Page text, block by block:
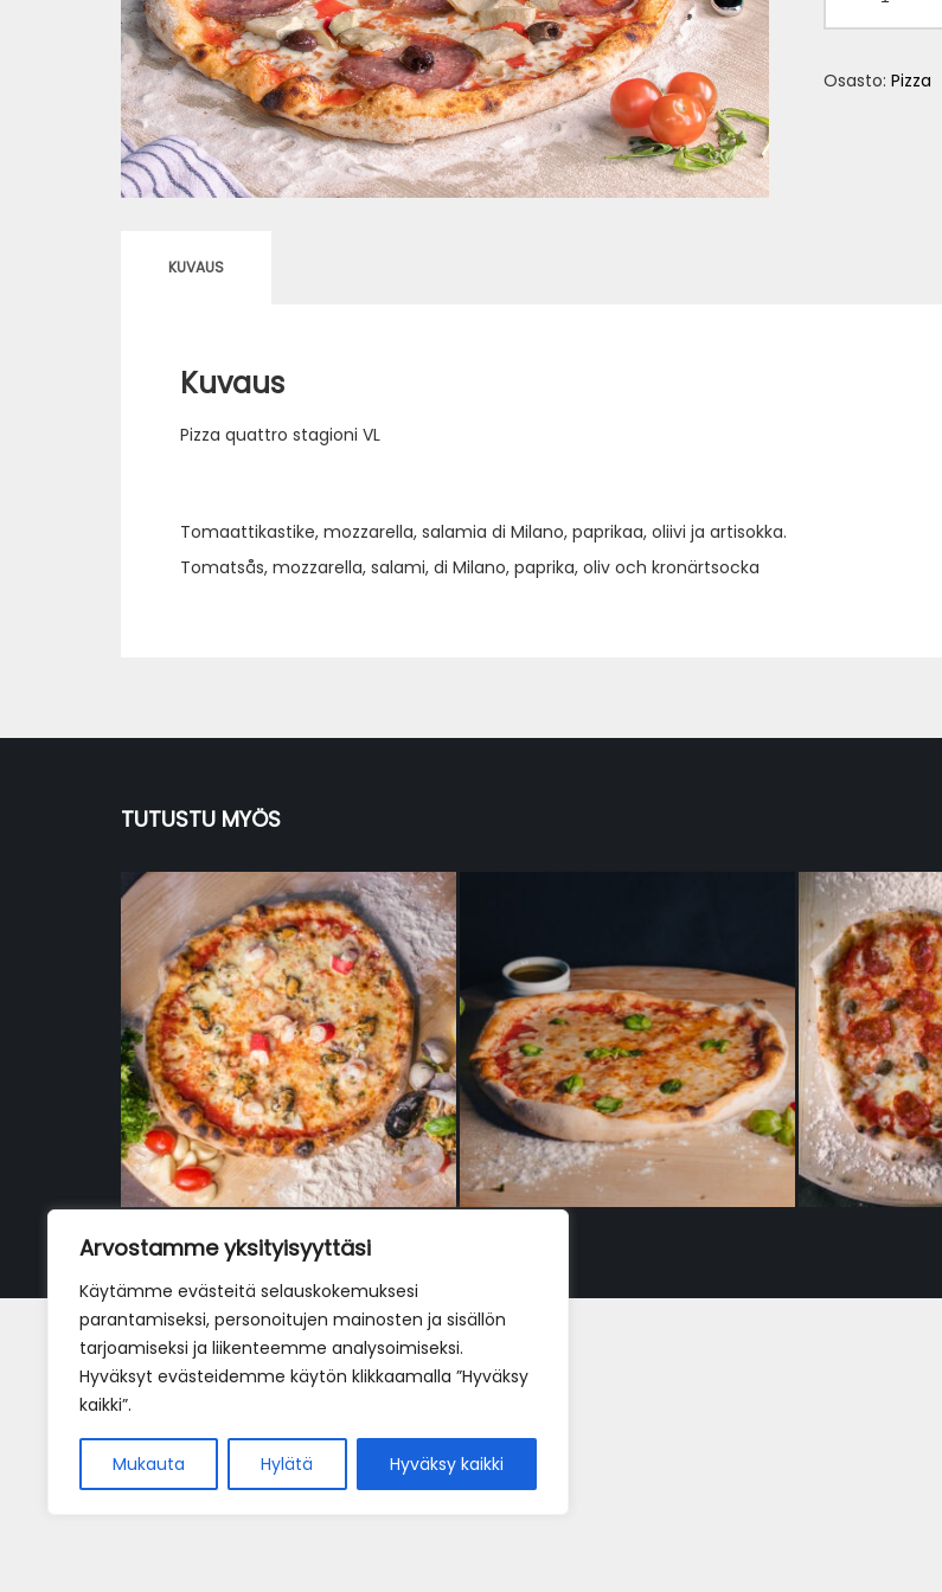
Arvostamme yksityisyyttäsi
Käytämme evästeitä selauskokemuksesi
parantamiseksi, personoitujen mainosten ja sisällön
tarjoamiseksi ja liikenteemme analysoimiseksi.
Hyväksyt evästeidemme käytön klikkaamalla ”Hyväksy
kaikki”.
Mukauta Hylätä Hyväksy kaikki
VL
Osasto: Pizza
KUVAUS
Kuvaus
Pizza quattro stagioni VL
Tomaattikastike, mozzarella, salamia di Milano, paprikaa, oliivi ja artisokka.
Tomatsås, mozzarella, salami, di Milano, paprika, oliv och kronärtsocka
TUTUSTU MYÖS
Pizza pescatora VL
18,90€